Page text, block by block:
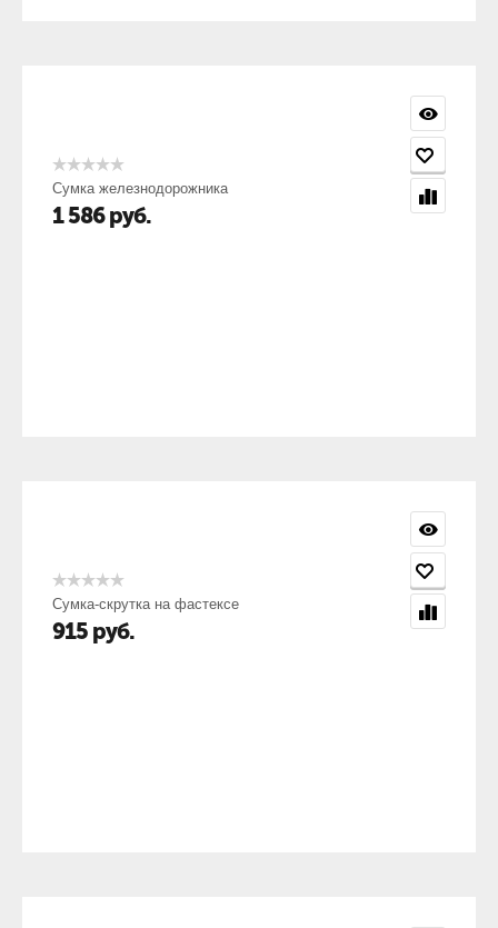
Сумка железнодорожника
1 586 руб.
Сумка-скрутка на фастексе
915 руб.